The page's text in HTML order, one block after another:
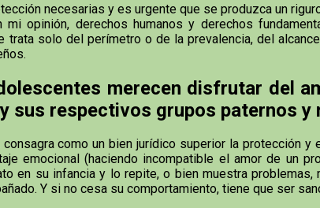
necesarias y es urgente que se produzca un
opinión, derechos humanos y derechos
solo del perímetro o de la prevalencia, del
merecen disfrutar del
sus respectivos grupos paternos y
como un bien jurídico superior la protección
emocional (haciendo incompatible el amor de un
en su infancia y lo repite, o bien muestra
Y si no cesa su comportamiento, tiene que ser